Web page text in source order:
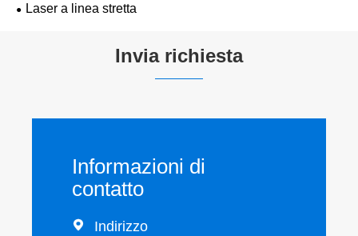
Laser a linea stretta
Invia richiesta
Informazioni di
contatto
 Indirizzo